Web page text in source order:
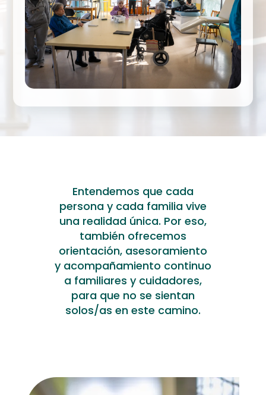
Entendemos que cada
persona y cada familia vive
una realidad única. Por eso,
también ofrecemos
orientación, asesoramiento
y acompañamiento continuo
a familiares y cuidadores,
para que no se sientan
solos/as en este camino.